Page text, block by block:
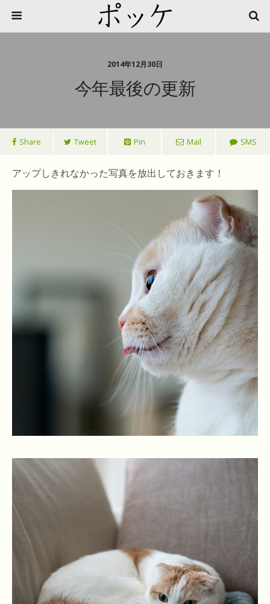
2014年12月30日
今年最後の更新
Share Tweet Pin Mail SMS
アップしきれなかった写真を放出しておきます！